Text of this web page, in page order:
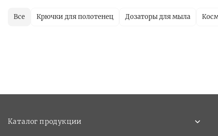
Все Крючки для полотенец Дозаторы для мыла
Каталог продукции